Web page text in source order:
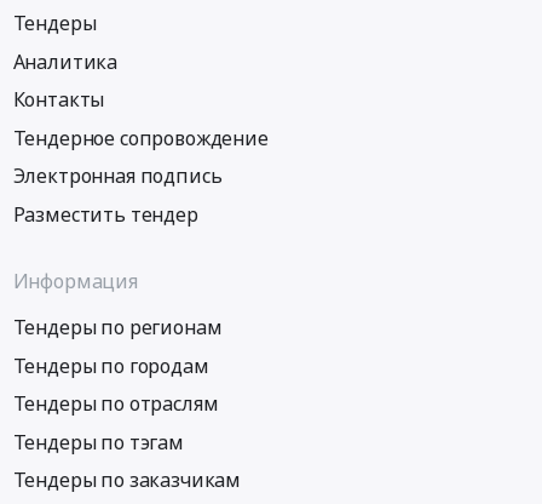
Тендеры
Аналитика
Контакты
Тендерное сопровождение
Электронная подпись
Разместить тендер
Информация
Тендеры по регионам
Тендеры по городам
Тендеры по отраслям
Тендеры по тэгам
Тендеры по заказчикам